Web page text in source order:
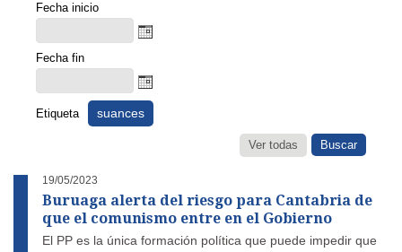
Fecha inicio
Fecha fin
Etiqueta suances
Ver todas
19/05/2023
Buruaga alerta del riesgo para Cantabria de
que el comunismo entre en el Gobierno
El PP es la única formación política que puede impedir que